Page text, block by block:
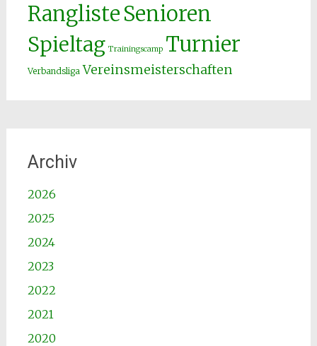
RanglisteSenioren
Spieltag Trainingscamp Turnier
Verbandsliga Vereinsmeisterschaften
Archiv
2026
2025
2024
2023
2022
2021
2020